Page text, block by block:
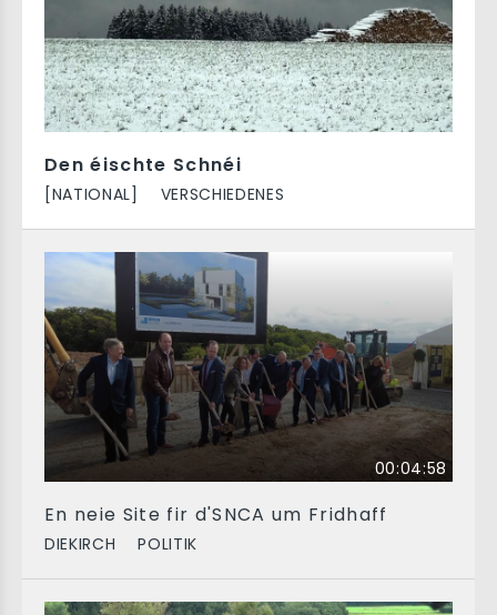
Den éischte Schnéi
[NATIONAL] VERSCHIEDENES
00:04:58
En neie Site fir d'SNCA um Fridhaff
DIEKIRCH POLITIK